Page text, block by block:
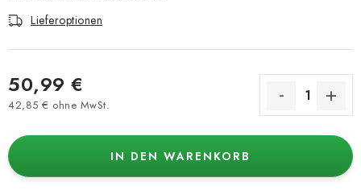
Lieferoptionen
50,99 €
42,85 € ohne MwSt.
IN DEN WARENKORB